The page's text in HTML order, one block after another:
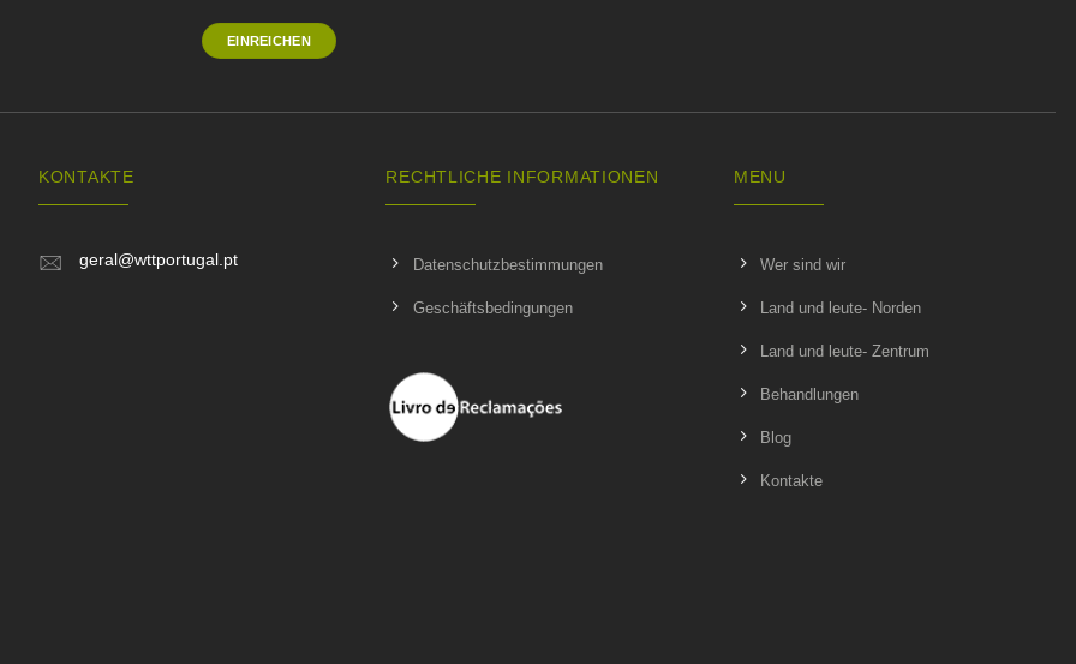
KONTAKTE
geral@wttportugal.pt
RECHTLICHE INFORMATIONEN
Datenschutzbestimmungen
Geschäftsbedingungen
MENU
Wer sind wir
Land und leute- Norden
Land und leute- Zentrum
Behandlungen
Blog
Kontakte